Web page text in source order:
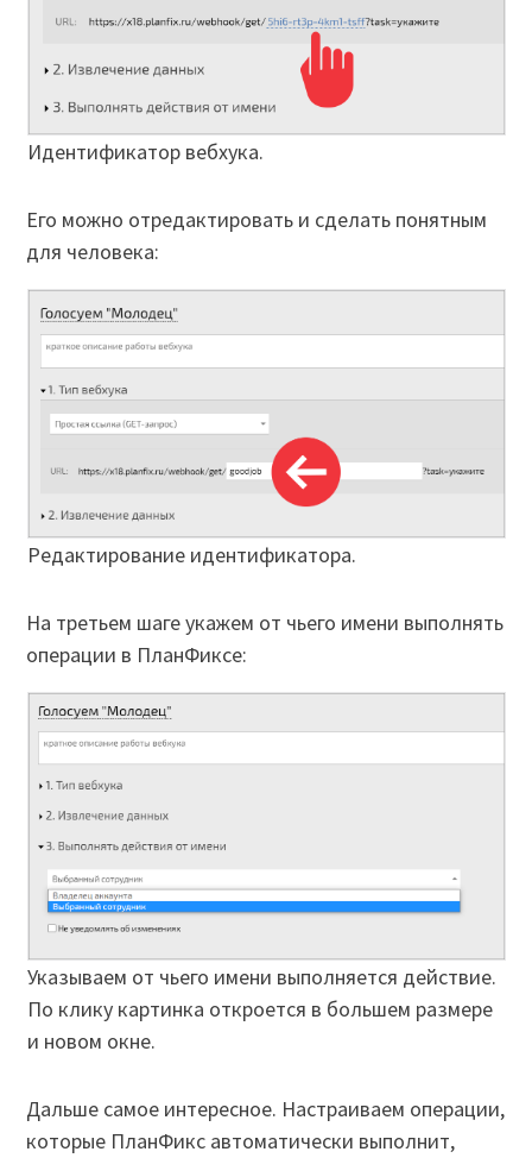
Идентификатор вебхука.
Его можно отредактировать и сделать понятным
для человека:
Редактирование идентификатора.
На третьем шаге укажем от чьего имени выполнять
операции в ПланФиксе:
Указываем от чьего имени выполняется действие.
По клику картинка откроется в большем размере
и новом окне.
Дальше самое интересное. Настраиваем операции,
которые ПланФикс автоматически выполнит,